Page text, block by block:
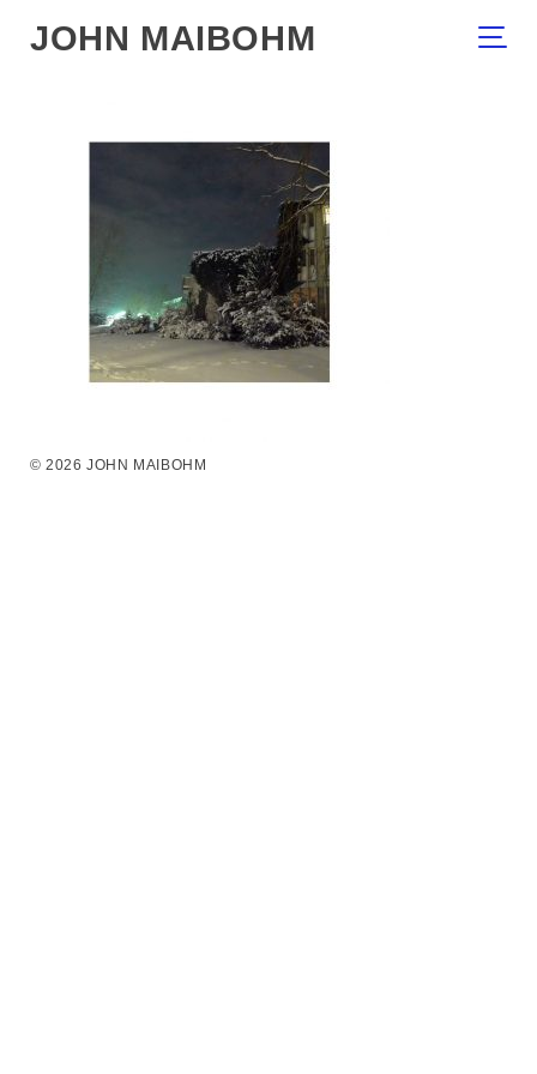
JOHN MAIBOHM
© 2026 JOHN MAIBOHM